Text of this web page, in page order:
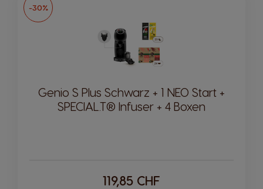
-30%
Genio S Plus Schwarz + 1 NEO Start +
SPECIAL.T® Infuser + 4 Boxen
119,85 CHF